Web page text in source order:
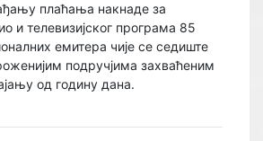
плаћања накнаде за
и телевизијског програма 85
емитера чије се седиште
подручјима захваћеним
од годину дана.